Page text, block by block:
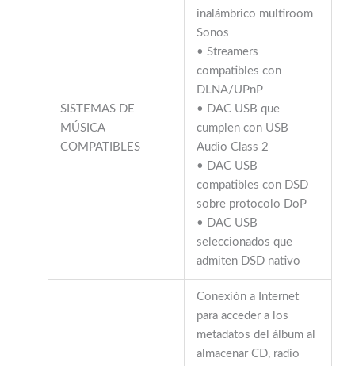
SISTEMAS DE
MÚSICA
COMPATIBLES
inalámbrico multiroom
Sonos
• Streamers
compatibles con
DLNA/UPnP
• DAC USB que
cumplen con USB
Audio Class 2
• DAC USB
compatibles con DSD
sobre protocolo DoP
• DAC USB
seleccionados que
admiten DSD nativo
Conexión a Internet
para acceder a los
metadatos del álbum al
almacenar CD, radio